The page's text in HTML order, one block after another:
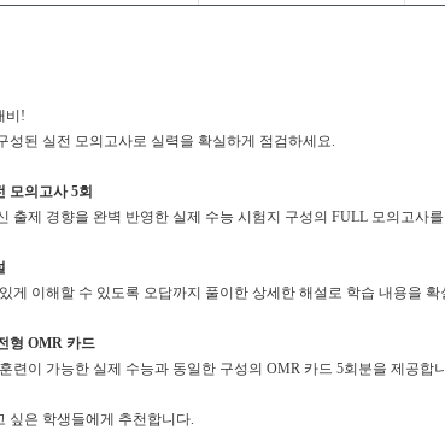
!
성된 실전 모의고사로 실력을 확실하게 점검하세요.
모의고사5회
출제 경향을 완벽 반영한 실제 수능 시험지 구성의 FULL 모의고사
게 이해할 수 있도록 오답까지 풀이한 상세한 해설로 학습 내용을
형 OMR 카드
련이 가능한 실제 수능과 동일한 구성의 OMR 카드 5회분을 제공합
싶은 학생들에게 추천합니다.